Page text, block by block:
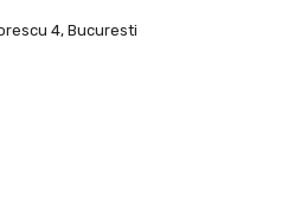
4, Bucuresti